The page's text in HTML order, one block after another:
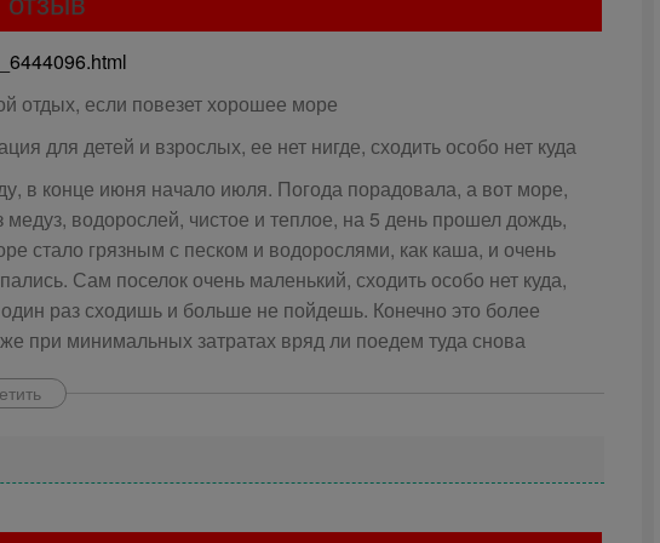
отдых, если повезет хорошее море
для детей и взрослых, ее нет нигде, сходить особо нет куда
в конце июня начало июля. Погода порадовала, а вот море,
водорослей, чистое и теплое, на 5 день прошел дождь,
стало грязным с песком и водорослями, как каша, и очень
Сам поселок очень маленький, сходить особо нет куда,
раз сходишь и больше не пойдешь. Конечно это более
при минимальных затратах вряд ли поедем туда снова